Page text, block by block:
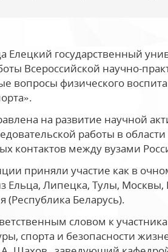
Елецкий государственный
Всероссийской научно-
вопросы физического
на развитие научной
работы в
контактов между вузами
приняли участие как в
Ельца, Липецка, Тулы, Москвы,
(Республика Беларусь).
словом к
спорта и безопасности